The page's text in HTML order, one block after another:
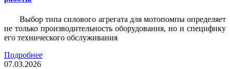
Выбор типа силового агрегата для мотопомпы определяет
не только производительность оборудования, но и специфику
его технического обслуживания
Подробнее
07.03.2026